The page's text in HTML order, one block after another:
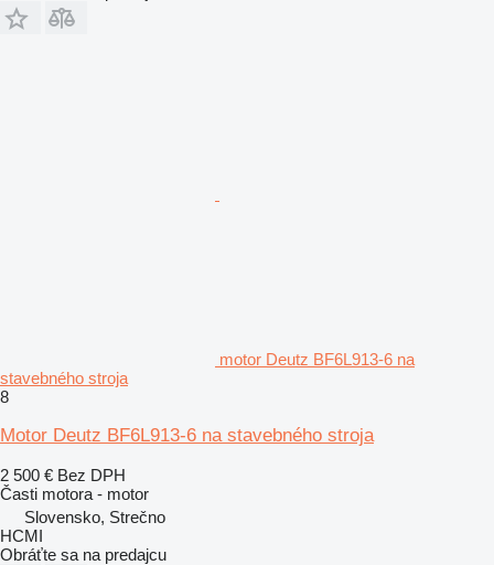
motor Deutz BF6L913-6 na
stavebného stroja
8
Motor Deutz BF6L913-6 na stavebného stroja
2 500 € Bez DPH
Časti motora - motor
Slovensko, Strečno
HCMI
Obráťte sa na predajcu